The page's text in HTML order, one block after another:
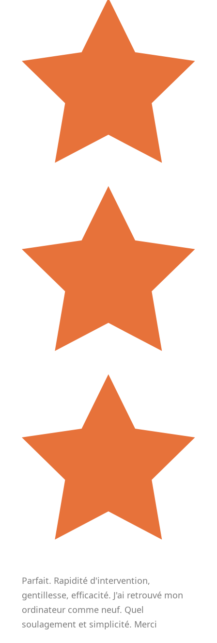
Parfait. Rapidité d'intervention,
gentillesse, efficacité. J'ai retrouvé mon
ordinateur comme neuf. Quel
soulagement et simplicité. Merci